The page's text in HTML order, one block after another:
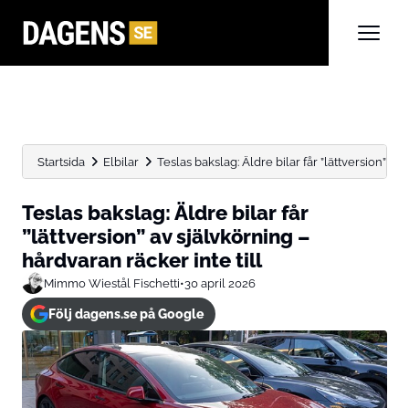
Startsida Elbilar Teslas bakslag: Äldre bilar får ”lättversion” av
Teslas bakslag: Äldre bilar får
”lättversion” av självkörning –
hårdvaran räcker inte till
Mimmo Wiestål Fischetti•30 april 2026
Följ dagens.se på Google